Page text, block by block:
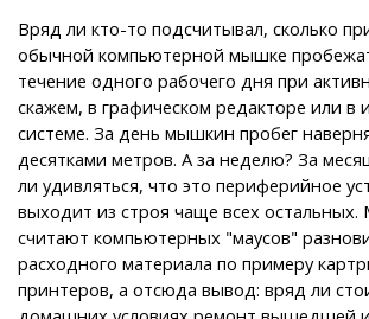
Вряд ли кто-то подсчитывал, сколько
обычной компьютерной мышке
течение одного рабочего дня при
скажем, в графическом редакторе или в
системе. За день мышкин пробег
десятками метров. А за неделю? За
ли удивляться, что это периферийное
выходит из строя чаще всех
считают компьютерных "маусов"
расходного материала по примеру
принтеров, а отсюда вывод: вряд ли